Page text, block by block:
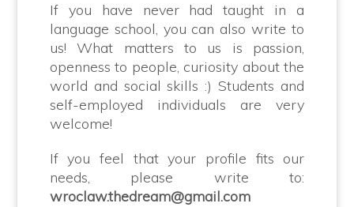
If you have never had taught in a
language school, you can also write to
us! What matters to us is passion,
openness to people, curiosity about the
world and social skills :) Students and
self-employed individuals are very
welcome!
If you feel that your profile fits our
needs, please write to:
wroclaw.thedream@gmail.com